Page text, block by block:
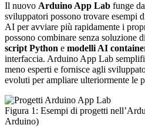
Il nuovo Arduino App Lab funge
sviluppatori possono trovare esempi
AI per avviare più rapidamente i
possono combinare senza soluzione
script Python e modelli AI
interfaccia. Arduino App Lab
meno esperti e fornisce agli
evoluti per ampliare ulteriormente le
Figura 1: Esempi di progetti
Arduino)